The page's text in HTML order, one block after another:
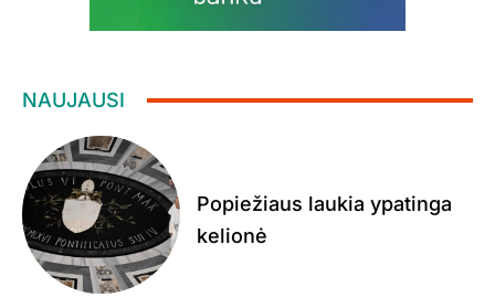
NAUJAUSI
Popiežiaus laukia ypatinga
kelionė